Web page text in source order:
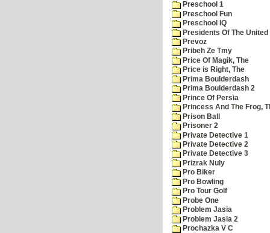
Preschool 1
Preschool Fun
Preschool IQ
Presidents Of The
Prevoz
Pribeh Ze Tmy
Price Of Magik, The
Price is Right, The
Prima Boulderdash
Prima Boulderdash 2
Prince Of Persia
Princess And The Frog,
Prison Ball
Prisoner 2
Private Detective 1
Private Detective 2
Private Detective 3
Prizrak Nuly
Pro Biker
Pro Bowling
Pro Tour Golf
Probe One
Problem Jasia
Problem Jasia 2
Prochazka V C